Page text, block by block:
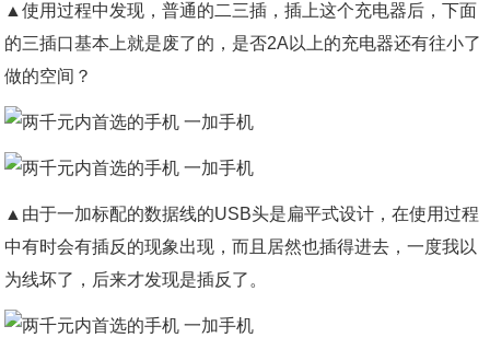
▲使用过程中发现，普通的二三插，插上这个充电器后，下面
的三插口基本上就是废了的，是否2A以上的充电器还有往小了
做的空间？
▲由于一加标配的数据线的USB头是扁平式设计，在使用过程
中有时会有插反的现象出现，而且居然也插得进去，一度我以
为线坏了，后来才发现是插反了。